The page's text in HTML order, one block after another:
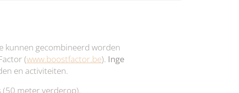
kunnen gecombineerd worden
(www.boostfactor.be). Inge
en activiteiten.
meter verderop).